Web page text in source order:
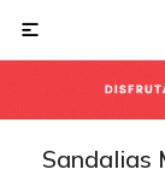

Sandalias